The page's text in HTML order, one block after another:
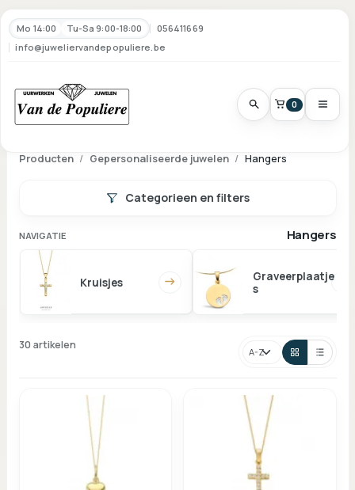
Mo 14:00 Tu-Sa 9:00-18:00
056411669
info@juweliervandepopuliere.be
0
Producten Gepersonaliseerde juwelen Hangers
Categorieen en filters
NAVIGATIE Hangers
Kruisjes
Graveerplaatje
s
30 artikelen
Sorteren